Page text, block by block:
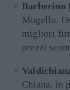
Barberino
Mugello.
migliori
prezzi
Chiana, in